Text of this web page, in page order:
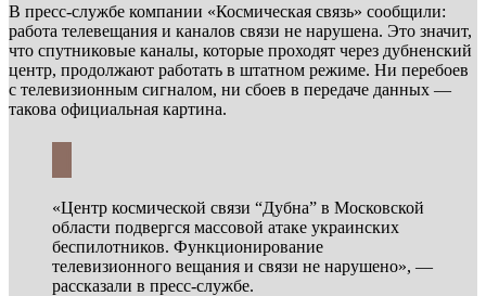
В пресс-службе компании «Космическая связь» сообщили:
работа телевещания и каналов связи не нарушена. Это значит,
что спутниковые каналы, которые проходят через дубненский
центр, продолжают работать в штатном режиме. Ни перебоев
с телевизионным сигналом, ни сбоев в передаче данных —
такова официальная картина.
«Центр космической связи “Дубна” в Московской
области подвергся массовой атаке украинских
беспилотников. Функционирование
телевизионного вещания и связи не нарушено», —
рассказали в пресс-службе.